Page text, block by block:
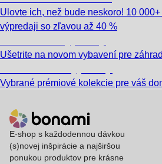
Ulovte ich, než bude neskoro! 10
výpredaji so zľavou až 40 %
Ušetrite na novom vybavení pre
Vybrané prémiové kolekcie pre váš
E-shop s každodennou dávkou
(s)novej inšpirácie a najširšou
ponukou produktov pre krásne